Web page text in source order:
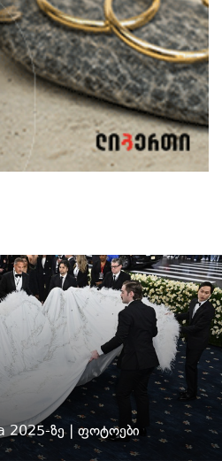
2025-ზე | ფოტოები